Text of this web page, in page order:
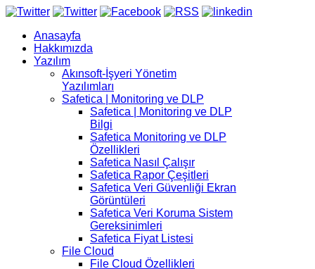
Anasayfa
Hakkımızda
Yazılım
Akınsoft-İşyeri Yönetim
Yazılımları
Safetica | Monitoring ve DLP
Safetica | Monitoring ve DLP
Bilgi
Safetica Monitoring ve DLP
Özellikleri
Safetica Nasıl Çalışır
Safetica Rapor Çeşitleri
Safetica Veri Güvenliği Ekran
Görüntüleri
Safetica Veri Koruma Sistem
Gereksinimleri
Safetica Fiyat Listesi
File Cloud
File Cloud Özellikleri